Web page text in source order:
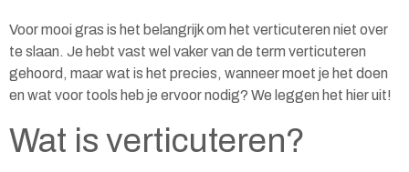
Voor mooi gras is het belangrijk om het verticuteren niet over
te slaan. Je hebt vast wel vaker van de term verticuteren
gehoord, maar wat is het precies, wanneer moet je het doen
en wat voor tools heb je ervoor nodig? We leggen het hier uit!
Wat is verticuteren?